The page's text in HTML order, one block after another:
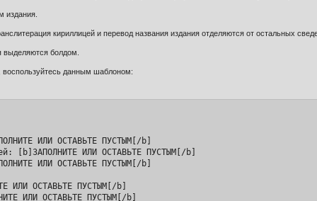
издания.
кириллицей и перевод названия издания отделяются от остальных
болдом.
данным шаблоном:
ИЛИ ОСТАВЬТЕ ПУСТЫМ[/b]
[b]ЗАПОЛНИТЕ ИЛИ ОСТАВЬТЕ ПУСТЫМ[/b]
ИЛИ ОСТАВЬТЕ ПУСТЫМ[/b]
ИЛИ ОСТАВЬТЕ ПУСТЫМ[/b]
ИЛИ ОСТАВЬТЕ ПУСТЫМ[/b]